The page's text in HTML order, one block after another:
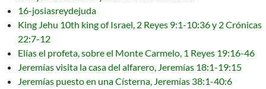
16-josiasreydejuda
King Jehu 10th king of Israel, 2 Reyes 9:1-10:36 y 2 Crónicas
22:7-12
Elías el profeta, sobre el Monte Carmelo, 1 Reyes 19:16-46
Jeremías visita la casa del alfarero, Jeremías 18:1-19:15
Jeremías puesto en una Císterna, Jeremías 38:1-40:6